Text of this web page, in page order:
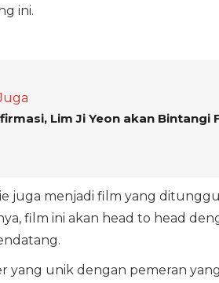
ini.
Lim Ji Yeon akan Bintangi
juga menjadi film yang
film ini akan head to head
yang unik dengan pemeran